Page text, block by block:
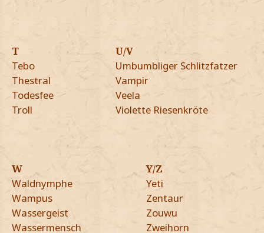
T
Tebo
Thestral
Todesfee
Troll
U/V
Umbumbliger Schlitzfatzer
Vampir
Veela
Violette Riesenkröte
W
Waldnymphe
Wampus
Wassergeist
Wassermensch
Y/Z
Yeti
Zentaur
Zouwu
Zweihorn